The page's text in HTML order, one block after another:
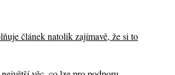
článek natolik zajímavě, že si to